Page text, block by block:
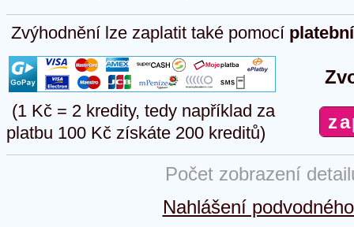
Zvýhodnění lze zaplatit také pomocí
(1 Kč = 2 kredity, tedy například za
platbu 100 Kč získáte 200 kreditů)
Počet zobrazení
Nahlášení